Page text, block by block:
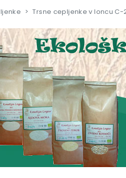
Trsne cepljenke v loncu C-